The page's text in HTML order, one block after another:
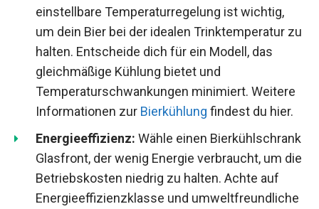
einstellbare Temperaturregelung ist wichtig,
um dein Bier bei der idealen Trinktemperatur zu
halten. Entscheide dich für ein Modell, das
gleichmäßige Kühlung bietet und
Temperaturschwankungen minimiert. Weitere
Informationen zur Bierkühlung findest du hier.
Energieeffizienz: Wähle einen Bierkühlschrank
Glasfront, der wenig Energie verbraucht, um die
Betriebskosten niedrig zu halten. Achte auf
Energieeffizienzklasse und umweltfreundliche